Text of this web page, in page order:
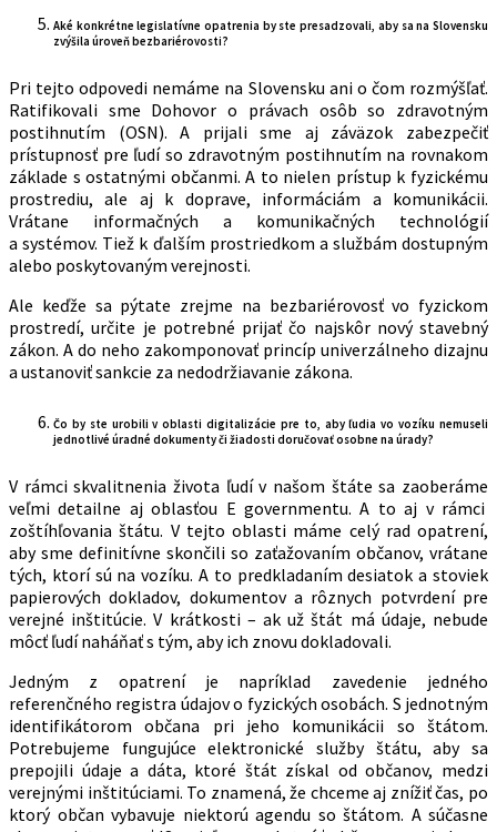
Aké konkrétne legislatívne opatrenia by ste presadzovali, aby sa na Slovensku
zvýšila úroveň bezbariérovosti?
Pri tejto odpovedi nemáme na Slovensku ani o čom rozmýšľať.
Ratifikovali sme Dohovor o právach osôb so zdravotným
postihnutím (OSN). A prijali sme aj záväzok zabezpečiť
prístupnosť pre ľudí so zdravotným postihnutím na rovnakom
základe s ostatnými občanmi. A to nielen prístup k fyzickému
prostrediu, ale aj k doprave, informáciám a komunikácii.
Vrátane informačných a komunikačných technológií
a systémov. Tiež k ďalším prostriedkom a službám dostupným
alebo poskytovaným verejnosti.
Ale keďže sa pýtate zrejme na bezbariérovosť vo fyzickom
prostredí, určite je potrebné prijať čo najskôr nový stavebný
zákon. A do neho zakomponovať princíp univerzálneho dizajnu
a ustanoviť sankcie za nedodržiavanie zákona.
Čo by ste urobili v oblasti digitalizácie pre to, aby ľudia vo vozíku nemuseli
jednotlivé úradné dokumenty či žiadosti doručovať osobne na úrady?
V rámci skvalitnenia života ľudí v našom štáte sa zaoberáme
veľmi detailne aj oblasťou E governmentu. A to aj v rámci
zoštíhľovania štátu. V tejto oblasti máme celý rad opatrení,
aby sme definitívne skončili so zaťažovaním občanov, vrátane
tých, ktorí sú na vozíku. A to predkladaním desiatok a stoviek
papierových dokladov, dokumentov a rôznych potvrdení pre
verejné inštitúcie. V krátkosti – ak už štát má údaje, nebude
môcť ľudí naháňať s tým, aby ich znovu dokladovali.
Jedným z opatrení je napríklad zavedenie jedného
referenčného registra údajov o fyzických osobách. S jednotným
identifikátorom občana pri jeho komunikácii so štátom.
Potrebujeme fungujúce elektronické služby štátu, aby sa
prepojili údaje a dáta, ktoré štát získal od občanov, medzi
verejnými inštitúciami. To znamená, že chceme aj znížiť čas, po
ktorý občan vybavuje niektorú agendu so štátom. A súčasne